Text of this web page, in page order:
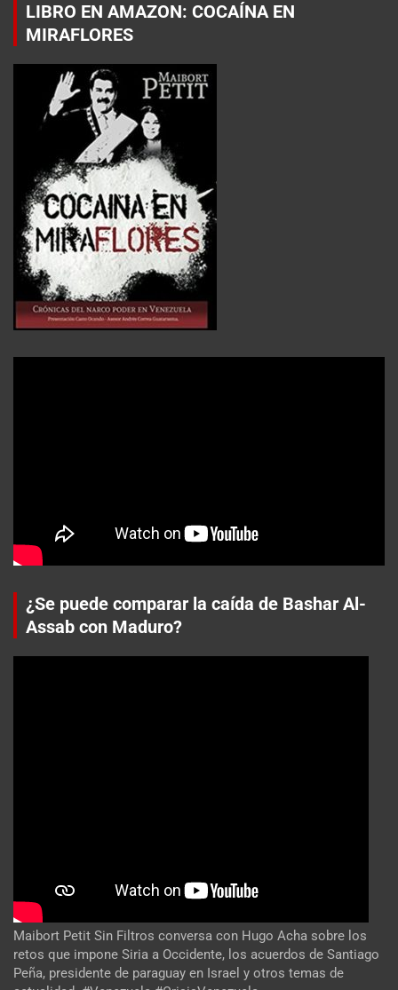
LIBRO EN AMAZON: COCAÍNA EN
MIRAFLORES
¿Se puede comparar la caída de Bashar Al-
Assab con Maduro?
Maibort Petit Sin Filtros conversa con Hugo Acha sobre los
retos que impone Siria a Occidente, los acuerdos de Santiago
Peña, presidente de paraguay en Israel y otros temas de